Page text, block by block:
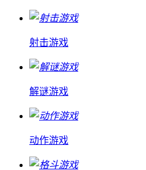
射击游戏
解谜游戏
动作游戏